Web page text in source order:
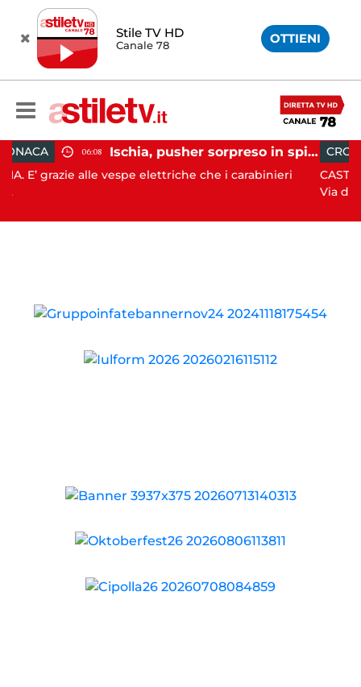
Stile TV HD
Canale 78 OTTIENI
06:08 Ischia, pusher sorpreso in spiaggia da carabinieri in Vespa
alle vespe elettriche che i carabinieri
CRONACA
CASTELLABATE.